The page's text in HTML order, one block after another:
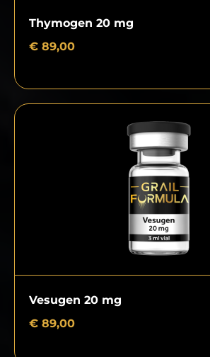
Thymogen 20 mg
€ 89,00
Vesugen 20 mg
€ 89,00